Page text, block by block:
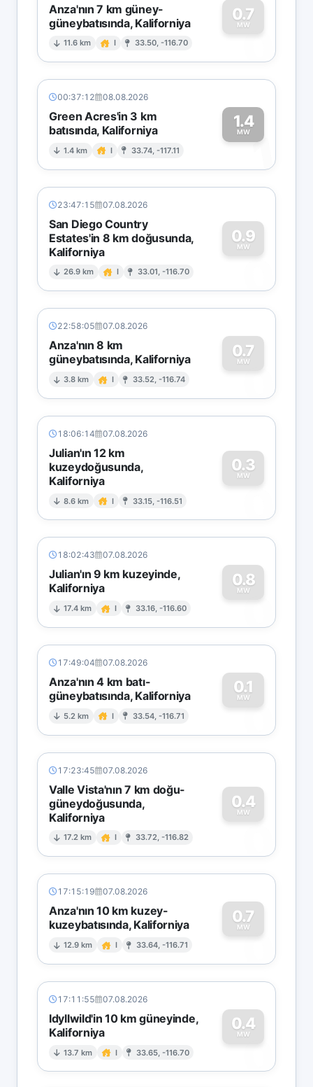
Anza'nın 7 km güney-
güneybatısında, Kaliforniya
11.6 km I 33.50, -116.70
0.7
MW
0
00:37:12 08.08.2026
Green Acres'in 3 km
batısında, Kaliforniya
1.4 km I 33.74, -117.11
1.4
MW1
23:47:15 07.08.2026
San Diego Country
Estates'in 8 km doğusunda,
Kaliforniya
26.9 km I 33.01, -116.70
0.9
MW
0
22:58:05 07.08.2026
Anza'nın 8 km
güneybatısında, Kaliforniya
3.8 km I 33.52, -116.74
0.7
MW
0
18:06:14 07.08.2026
Julian'ın 12 km
kuzeydoğusunda,
Kaliforniya
8.6 km I 33.15, -116.51
0.3
MW
0
18:02:43 07.08.2026
Julian'ın 9 km kuzeyinde,
Kaliforniya
17.4 km I 33.16, -116.60
0.8
MW
0
17:49:04 07.08.2026
Anza'nın 4 km batı-
güneybatısında, Kaliforniya
5.2 km I 33.54, -116.71
0.1
MW
0
17:23:45 07.08.2026
Valle Vista'nın 7 km doğu-
güneydoğusunda,
Kaliforniya
17.2 km I 33.72, -116.82
0.4
MW
0
17:15:19 07.08.2026
Anza'nın 10 km kuzey-
kuzeybatısında, Kaliforniya
12.9 km I 33.64, -116.71
0.7
MW
0
17:11:55 07.08.2026
Idyllwild'in 10 km güneyinde,
Kaliforniya
13.7 km I 33.65, -116.70
0.4
MW
0